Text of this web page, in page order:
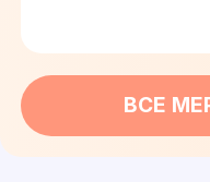
ВСЕ